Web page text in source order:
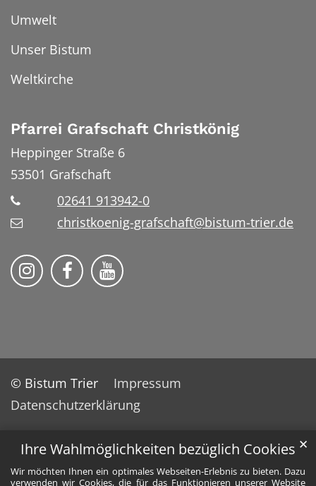
Ihre Wahlmöglichkeiten bezüglich Cookies
Wir möchten Ihnen ein optimales Webseiten-Erlebnis zu bieten. Dazu
verwenden wir Cookies, die für das Funktionieren unserer Website
✕
Umwelt
Unser Bistum
Weltkirche
Pfarrei Grafschaft Christkönig
Heppinger Straße 6
53501 Grafschaft
02641 913942-0
christkoenig-grafschaft@bistum-trier.de
Pfarreiengemeinschaft Grafschaft auf
Pfarreiengemeinschaft Grafschaft
Pfarreiengemeinschaft
© Bistum Trier
Impressum
Datenschutzerklärung